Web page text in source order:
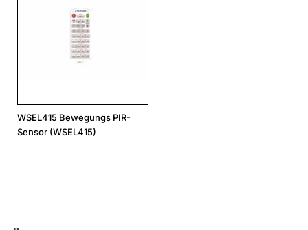
WSEL415 Bewegungs PIR-
Sensor (WSEL415)